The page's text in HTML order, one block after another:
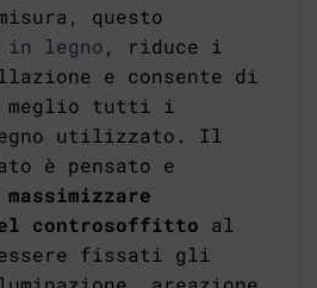
questo
legno, riduce i
e consente di
meglio tutti i
utilizzato. Il
è pensato e
massimizzare
controsoffitto al
essere fissati gli